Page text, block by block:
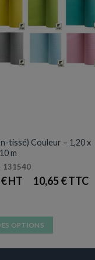
tissé) Couleur – 1,20 x
10 m
131540
€ 10,65€
OPTIONS